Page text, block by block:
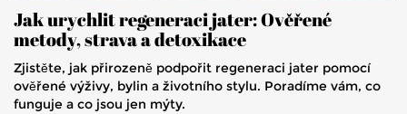
Jak urychlit regeneraci jater: Ověřené
metody, strava a detoxikace
Zjistěte, jak přirozeně podpořit regeneraci jater pomocí
ověřené výživy, bylin a životního stylu. Poradíme vám, co
funguje a co jsou jen mýty.